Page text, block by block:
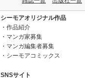
シーモアオリジナル作品
作品紹介
マンガ家募集
マンガ編集者募集
シーモアコミックス
SNSサイト